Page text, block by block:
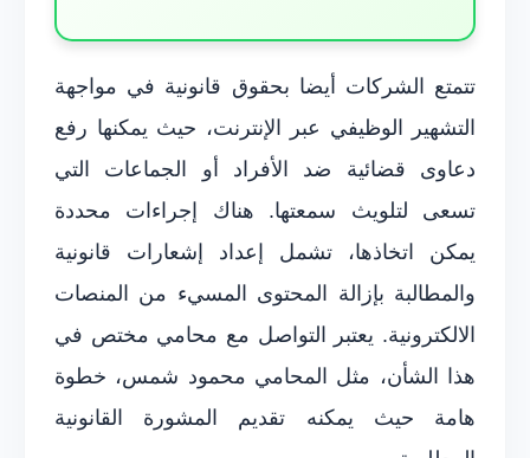
تتمتع الشركات أيضا بحقوق قانونية في مواجهة
التشهير الوظيفي عبر الإنترنت، حيث يمكنها رفع
دعاوى قضائية ضد الأفراد أو الجماعات التي
تسعى لتلويث سمعتها. هناك إجراءات محددة
يمكن اتخاذها، تشمل إعداد إشعارات قانونية
والمطالبة بإزالة المحتوى المسيء من المنصات
الالكترونية. يعتبر التواصل مع محامي مختص في
هذا الشأن، مثل المحامي محمود شمس، خطوة
هامة حيث يمكنه تقديم المشورة القانونية